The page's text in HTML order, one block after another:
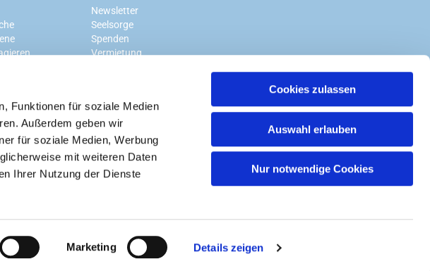
Funktionen für soziale Medien
Außerdem geben wir
für soziale Medien, Werbung
mit weiteren Daten
Ihrer Nutzung der Dienste
Marketing Details zeigen
Cookies zulassen
Auswahl erlauben
Nur notwendige Cookies
Newsletter
Seelsorge
Spenden
Vermietung